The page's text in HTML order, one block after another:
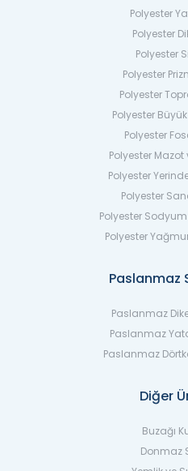
Polyester
Polyester
Polyester
Polyester
Polyester
Polyester
Polyester
Polyester Mazot
Polyester
Polyester
Polyester
Polyester
Paslanmaz
Paslanmaz
Paslanmaz
Paslanmaz
Diğer
Buzağı
Donmaz